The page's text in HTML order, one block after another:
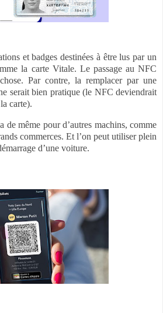
et badges destinées à être lus par un
la carte Vitale. Le passage au NFC
Par contre, la remplacer par une
serait bien pratique (le NFC deviendrait
carte).
de même pour d’autres machins, comme
commerces. Et l’on peut utiliser plein
d’une voiture.